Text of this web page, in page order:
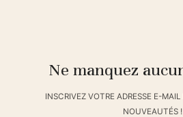
Ne manquez
INSCRIVEZ VOTRE ADRESSE E-
NOUVEAUTÉS !